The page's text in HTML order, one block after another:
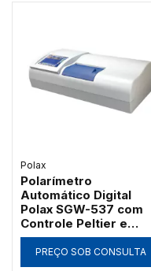
Polax
Polarímetro
Automático Digital
Polax SGW-537 com
Controle Peltier e
Filtros 546nm/589nm
PREÇO SOB CONSULTA